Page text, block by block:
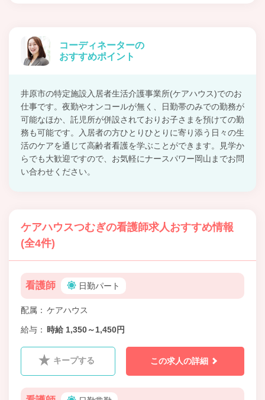
コーディネーターの
おすすめポイント
井原市の特定施設入居者生活介護事業所(ケアハウス)でのお
仕事です。夜勤やオンコールが無く、日勤帯のみでの勤務が
可能なほか、託児所が併設されておりお子さまを預けての勤
務も可能です。入居者の方ひとりひとりに寄り添う日々の生
活のケアを通じて高齢者看護を学ぶことができます。見学か
らでも大歓迎ですので、お気軽にナースパワー岡山までお問
い合わせください。
ケアハウスつむぎの看護師求人おすすめ情報
(全4件)
看護師 日勤パート
配属 ケアハウス
給与 時給 1,350～1,450円
キープする この求人の詳細